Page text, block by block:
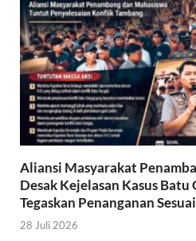
Aliansi Masyarakat
Desak Kejelasan Kasus
Tegaskan Penanganan
28 Juli 2026